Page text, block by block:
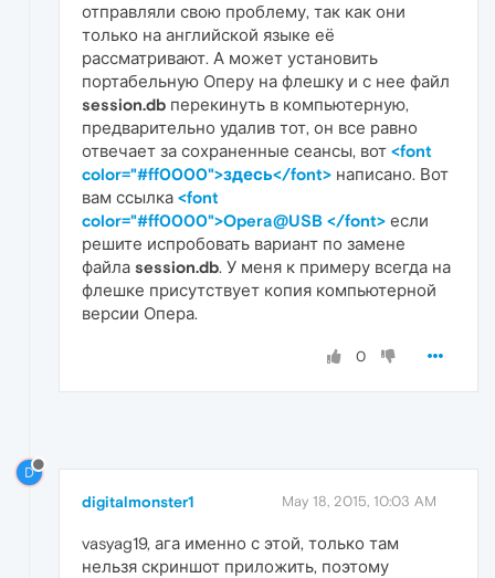
отправляли свою проблему, так как они
только на английской языке её
рассматривают. А может установить
портабельную Оперу на флешку и с нее файл
session.db перекинуть в компьютерную,
предварительно удалив тот, он все равно
отвечает за сохраненные сеансы, вот <font
color="#ff0000">здесь</font> написано. Вот
вам ссылка <font
color="#ff0000">Opera@USB </font> если
решите испробовать вариант по замене
файла session.db. У меня к примеру всегда на
флешке присутствует копия компьютерной
версии Опера.
0
D
digitalmonster1 May 18, 2015, 10:03 AM
vasyag19, ага именно с этой, только там
нельзя скриншот приложить, поэтому